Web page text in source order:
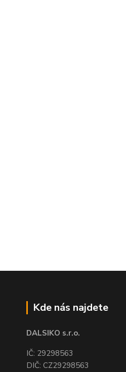
Kde nás najdete
DALSIKO s.r.o.
IČ: 29298563
DIČ: CZ29298563